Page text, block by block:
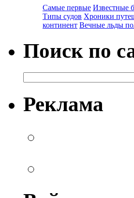
Самые первые Известные
Типы судов Хроники
континент Вечные льды
Поиск по
Реклама